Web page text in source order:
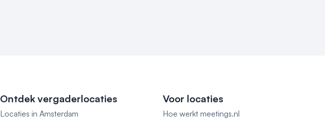
Ontdek vergaderlocaties
Locaties in Amsterdam
Voor locaties
Hoe werkt meetings.nl